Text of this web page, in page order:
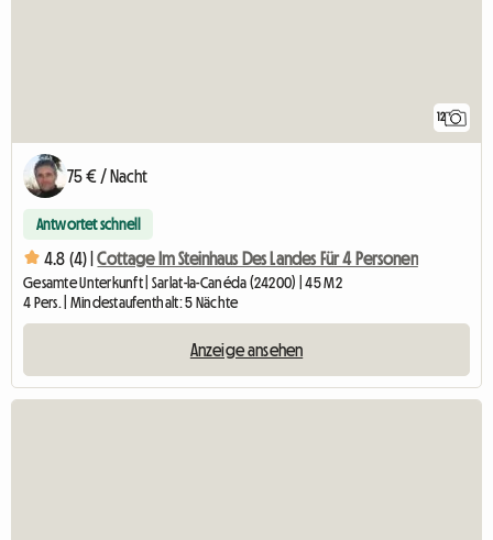
12
75 € / Nacht
Antwortet schnell
4.8 (4) | Cottage Im Steinhaus Des Landes Für 4 Personen
Gesamte Unterkunft | Sarlat-la-Canéda (24200) | 45 M2
4 Pers. | Mindestaufenthalt: 5 Nächte
Anzeige ansehen